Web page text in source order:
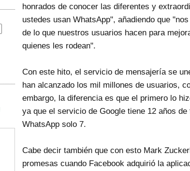
honrados de conocer las diferentes y
ustedes usan WhatsApp", añadiendo que
de lo que nuestros usuarios hacen para
quienes les rodean".
Con este hito, el servicio de mensajería se
han alcanzado los mil millones de usuarios,
embargo, la diferencia es que el primero lo
ya que el servicio de Google tiene 12 años
WhatsApp solo 7.
Cabe decir también que con esto Mark
promesas cuando Facebook adquirió la